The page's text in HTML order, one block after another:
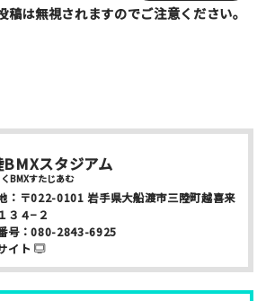
/公開）
稿は無視されますのでご注意ください。
BMXスタジアム
BMXすたじあむ
： 〒022-0101 岩手県大船渡市三陸町越喜来
３４−２
号：080-2843-6925
イト